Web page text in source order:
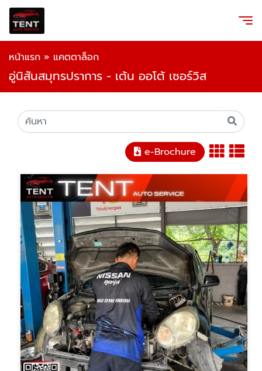
หน้าแรก » แคตตาล็อก
อู่นิสันสมุทรปราการ - เต้น ออโต้ เซอร์วิส
e-Brochure